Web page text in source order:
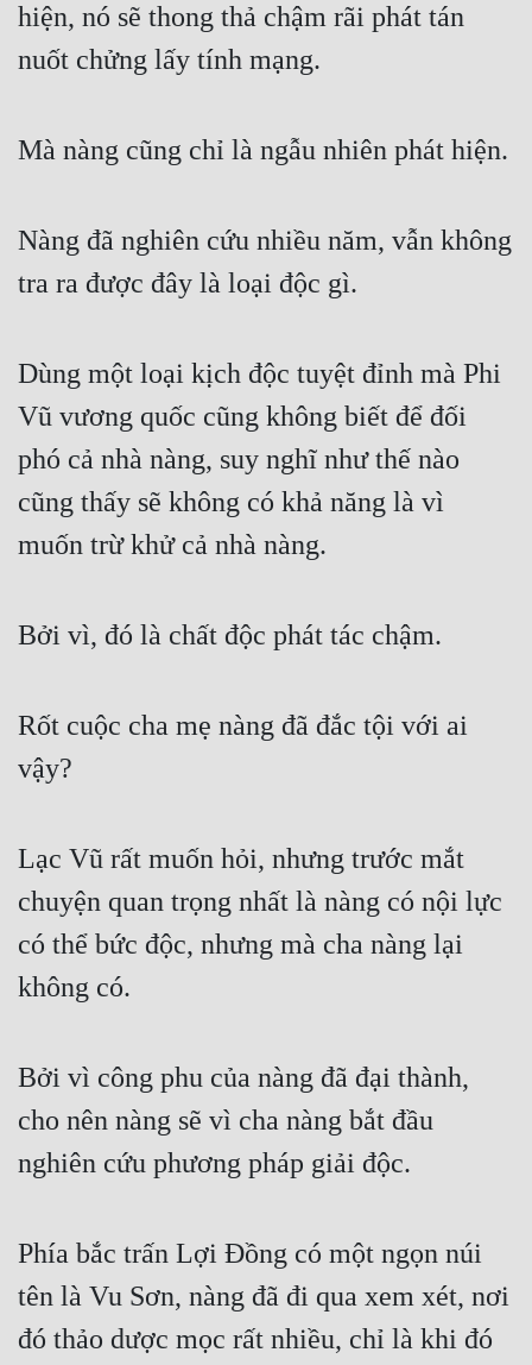
hiện, nó sẽ thong thả chậm rãi phát tán
nuốt chửng lấy tính mạng.
Mà nàng cũng chỉ là ngẫu nhiên phát hiện.
Nàng đã nghiên cứu nhiều năm, vẫn không
tra ra được đây là loại độc gì.
Dùng một loại kịch độc tuyệt đỉnh mà Phi
Vũ vương quốc cũng không biết để đối
phó cả nhà nàng, suy nghĩ như thế nào
cũng thấy sẽ không có khả năng là vì
muốn trừ khử cả nhà nàng.
Bởi vì, đó là chất độc phát tác chậm.
Rốt cuộc cha mẹ nàng đã đắc tội với ai
vậy?
Lạc Vũ rất muốn hỏi, nhưng trước mắt
chuyện quan trọng nhất là nàng có nội lực
có thể bức độc, nhưng mà cha nàng lại
không có.
Bởi vì công phu của nàng đã đại thành,
cho nên nàng sẽ vì cha nàng bắt đầu
nghiên cứu phương pháp giải độc.
Phía bắc trấn Lợi Đồng có một ngọn núi
tên là Vu Sơn, nàng đã đi qua xem xét, nơi
đó thảo dược mọc rất nhiều, chỉ là khi đó